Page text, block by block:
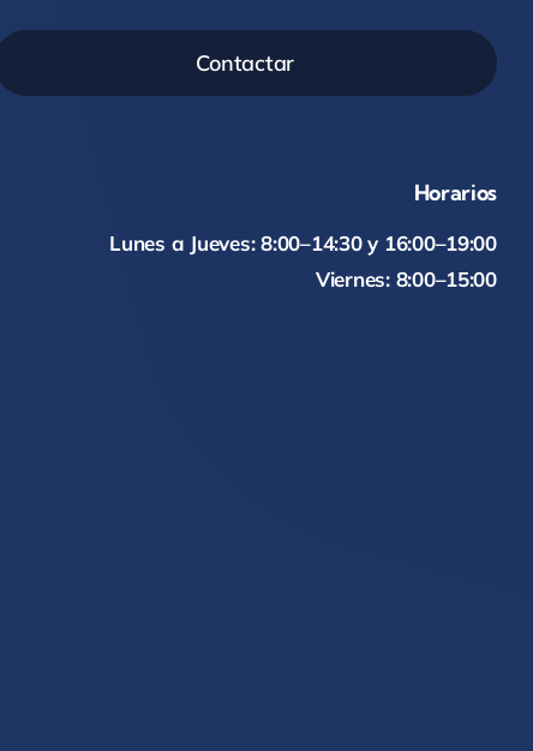
Contactar
Horarios
Lunes a Jueves: 8:00–14:30 y 16:00–19:00
Viernes: 8:00–15:00